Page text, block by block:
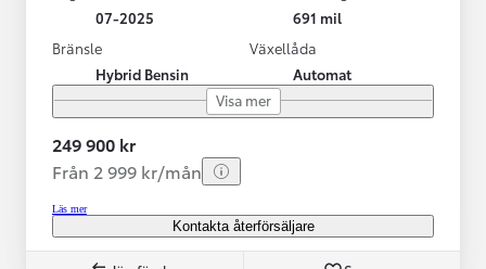
07-2025
691 mil
Bränsle
Hybrid Bensin
Växellåda
Automat
Visa mer
249 900 kr
Från 2 999 kr/mån
Läs mer
Kontakta återförsäljare